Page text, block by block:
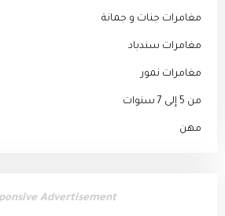
مغامرات جنات و جمانة
مغامرات سندباد
مغامرات نمور
من 5 إلى 7 سنوات
مهن
Advertisement